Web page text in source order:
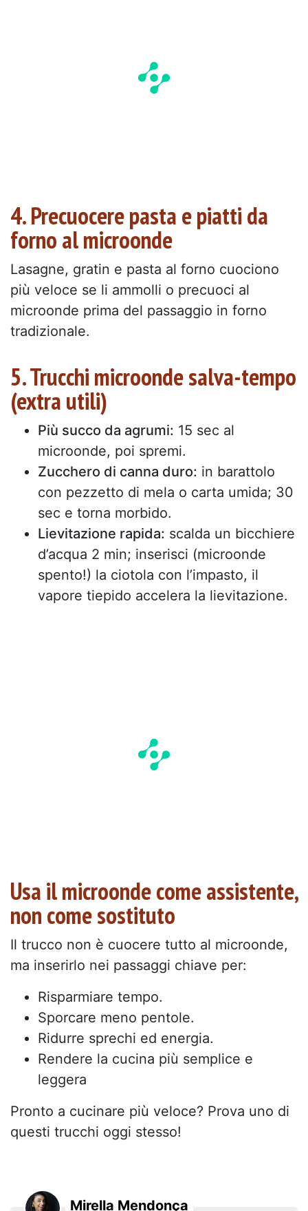
4. Precuocere pasta e piatti da
forno al microonde
Lasagne, gratin e pasta al forno cuociono
più veloce se li ammolli o precuoci al
microonde prima del passaggio in forno
tradizionale.
5. Trucchi microonde salva-tempo
(extra utili)
Più succo da agrumi: 15 sec al
microonde, poi spremi.
Zucchero di canna duro: in barattolo
con pezzetto di mela o carta umida; 30
sec e torna morbido.
Lievitazione rapida: scalda un bicchiere
d’acqua 2 min; inserisci (microonde
spento!) la ciotola con l’impasto, il
vapore tiepido accelera la lievitazione.
Usa il microonde come assistente,
non come sostituto
Il trucco non è cuocere tutto al microonde,
ma inserirlo nei passaggi chiave per:
Risparmiare tempo.
Sporcare meno pentole.
Ridurre sprechi ed energia.
Rendere la cucina più semplice e
leggera
Pronto a cucinare più veloce? Prova uno di
questi trucchi oggi stesso!
Mirella Mendonça